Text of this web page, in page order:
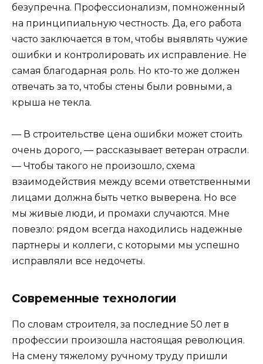
безупречна. Профессионализм, помноженный
на принципиальную честность. Да, его работа
часто заключается в том, чтобы выявлять чужие
ошибки и контролировать их исправление. Не
самая благодарная роль. Но кто-то же должен
отвечать за то, чтобы стены были ровными, а
крыша не текла.
— В строительстве цена ошибки может стоить
очень дорого, — рассказывает ветеран отрасли.
— Чтобы такого не произошло, схема
взаимодействия между всеми ответственными
лицами должна быть четко выверена. Но все
мы живые люди, и промахи случаются. Мне
повезло: рядом всегда находились надежные
партнеры и коллеги, с которыми мы успешно
исправляли все недочеты.
Современные технологии
По словам строителя, за последние 50 лет в
профессии произошла настоящая революция.
На смену тяжелому ручному труду пришли